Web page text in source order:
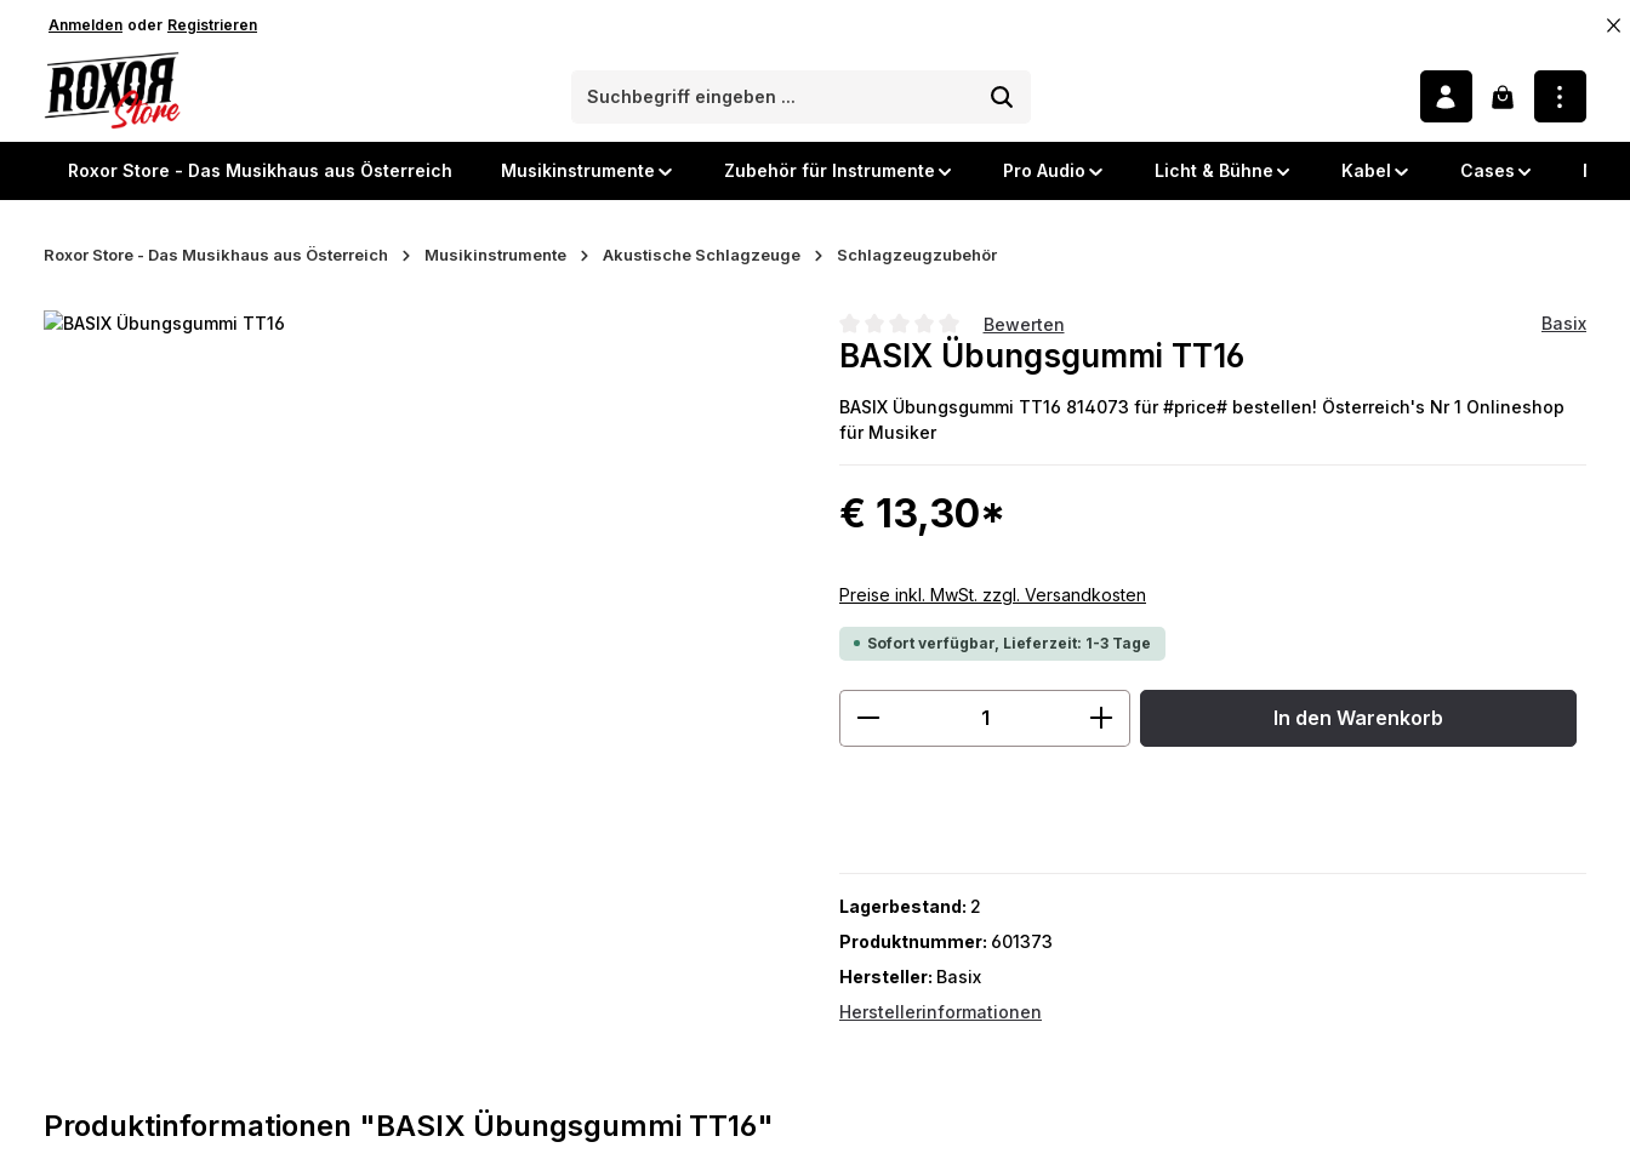
Zur Hauptnavigation springen
Anmelden oder Registrieren
Warenkorb
Roxor Store - Das Musikhaus aus Österreich Musikinstrumente Zubehör für Instrumente Pro Audio Licht & Bühne Kabel Cases
Roxor Store - Das Musikhaus aus Österreich Musikinstrumente Akustische Schlagzeuge Schlagzeugzubehör
Bildergalerie überspringen
Durchschnittliche Bewertung von 0 von 5 Sternen
Bewerten Basix
BASIX Übungsgummi TT16
BASIX Übungsgummi TT16 814073 für #price# bestellen! Österreich's Nr 1 Onlineshop
für Musiker
€ 13,30*
Preise inkl. MwSt. zzgl. Versandkosten
Sofort verfügbar, Lieferzeit: 1-3 Tage
Produkt Anzahl: Gib den gewünschten Wert ein oder
In den Warenkorb
Lagerbestand: 2
Produktnummer: 601373
Hersteller: Basix
Herstellerinformationen
Produktinformationen "BASIX Übungsgummi TT16"